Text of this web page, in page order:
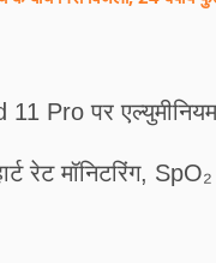
Pro पर
रेट मॉनिटरिंग,